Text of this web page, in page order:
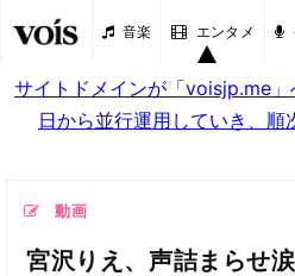
音楽 エンタメ
サイトドメインが「voisjp.me」
日から並行運用していき、順
動画
宮沢りえ、声詰まらせ